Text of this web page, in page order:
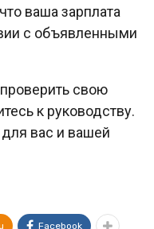
ваша зарплата
с объявленными
свою
к руководству.
вас и вашей
Facebook